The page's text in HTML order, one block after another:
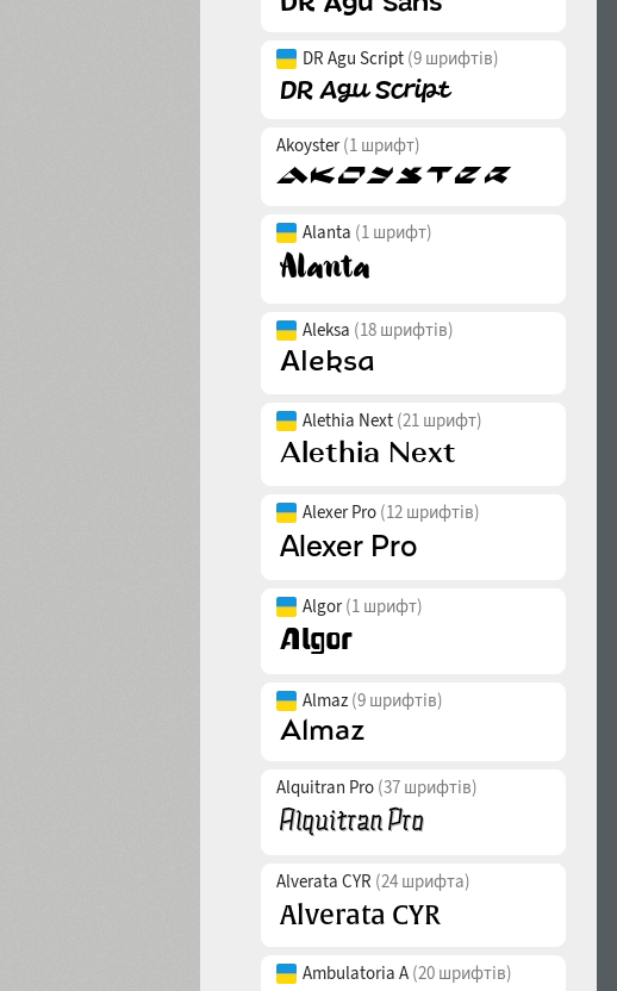
DR Agu Script (9 шрифтів)
Akoyster(1 шрифт)
Alanta (1 шрифт)
Aleksa (18 шрифтів)
Alethia Next (21 шрифт)
Alexer Pro (12 шрифтів)
Algor(1 шрифт)
Almaz (9 шрифтів)
Alquitran Pro (37 шрифтів)
Alverata CYR (24 шрифта)
Ambulatoria A (20 шрифтів)